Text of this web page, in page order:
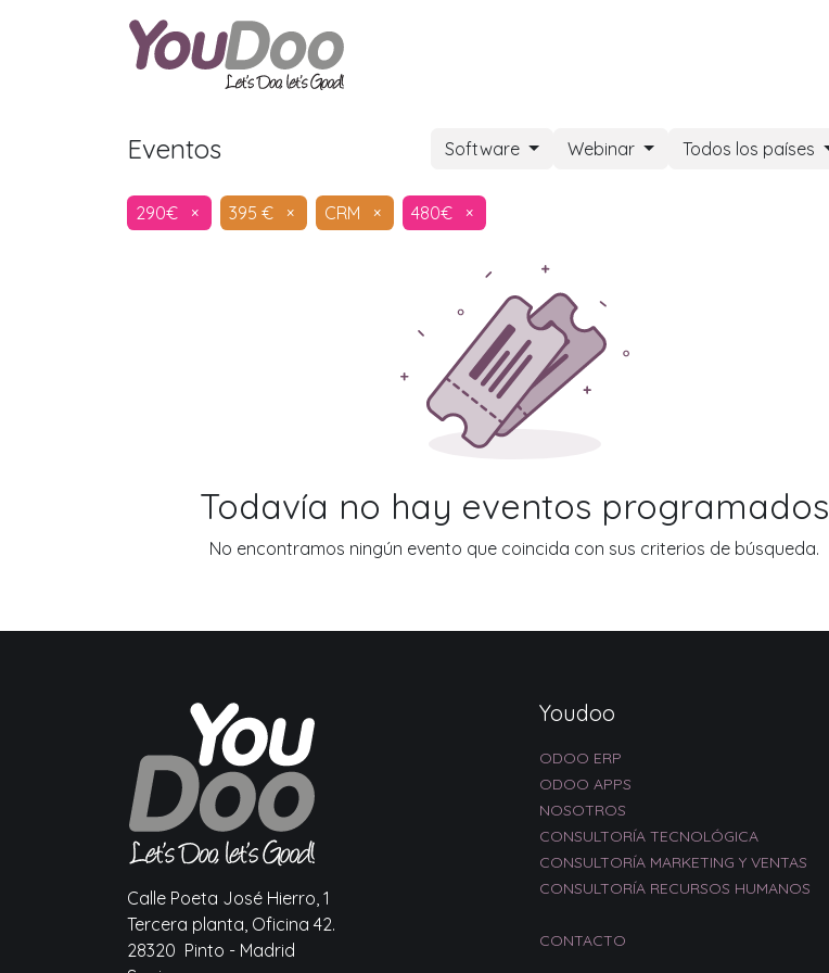
Eventos Software Webinar Todos los países
290€ × 395 € × CRM × 480€ ×
Todavía no hay eventos programados
No encontramos ningún evento que coincida con sus criterios de búsqueda.
Calle Poeta José Hierro, 1
Tercera planta, Oficina 42.
28320 Pinto - Madrid
Youdoo
ODOO ERP
ODOO APPS
NOSOTROS
CONSULTORÍA TECNOLÓGICA
CONSULTORÍA MARKETING Y VENTAS
CONSULTORÍA RECURSOS HUMANOS
CONTACTO